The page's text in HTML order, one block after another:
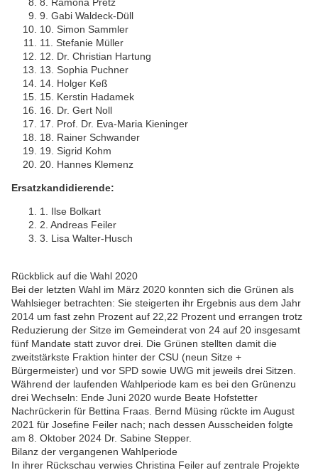
9. Gabi Waldeck-Düll
10. Simon Sammler
11. Stefanie Müller
12. Dr. Christian Hartung
13. Sophia Puchner
14. Holger Keß
15. Kerstin Hadamek
16. Dr. Gert Noll
17. Prof. Dr. Eva-Maria Kieninger
18. Rainer Schwander
19. Sigrid Kohm
20. Hannes Klemenz
Ersatzkandidierende:
1. Ilse Bolkart
2. Andreas Feiler
3. Lisa Walter-Husch
Rückblick auf die Wahl 2020
Bei der letzten Wahl im März 2020 konnten sich die Grünen als
Wahlsieger betrachten: Sie steigerten ihr Ergebnis aus dem Jahr
2014 um fast zehn Prozent auf 22,22 Prozent und errangen trotz
Reduzierung der Sitze im Gemeinderat von 24 auf 20 insgesamt
fünf Mandate statt zuvor drei. Die Grünen stellten damit die
zweitstärkste Fraktion hinter der CSU (neun Sitze +
Bürgermeister) und vor SPD sowie UWG mit jeweils drei Sitzen.
Während der laufenden Wahlperiode kam es bei den Grünenzu
drei Wechseln: Ende Juni 2020 wurde Beate Hofstetter
Nachrückerin für Bettina Fraas. Bernd Müsing rückte im August
2021 für Josefine Feiler nach; nach dessen Ausscheiden folgte
am 8. Oktober 2024 Dr. Sabine Stepper.
Bilanz der vergangenen Wahlperiode
In ihrer Rückschau verwies Christina Feiler auf zentrale Projekte